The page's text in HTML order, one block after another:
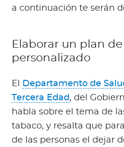
a continuación te serán
Elaborar un plan
personalizado
El
Departamento de
Tercera Edad, del
habla sobre el tema de
tabaco, y resalta que
de las personas el dejar